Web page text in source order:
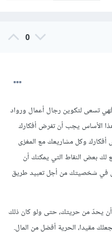
0
تسعى لتكوين رجال أعمال ورواد
الأساس يجب أن تفرض أفكارك
وكل مشاريعك مع المغزى
لك بعض النقاط التي يمكنك أن
في شخصيتك من أجل تعبيد طريق
يحدّ من حريتك، حتى ولو كان ذلك
مقيدا، الحرية أفضل من المال.